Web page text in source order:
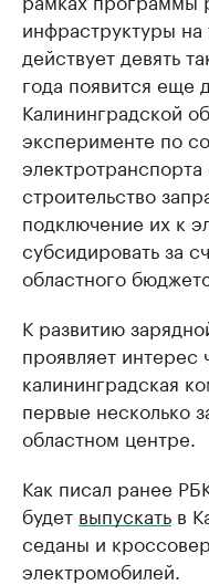
инфраструктуры
действует девять
года появится еще
Калининградской
эксперименте по
строительство
подключение их к
субсидировать за
областного
К развитию
проявляет интерес
калининградская
первые несколько
областном центре.
Как писал ранее
будет выпускать в
седаны и
электромобилей.